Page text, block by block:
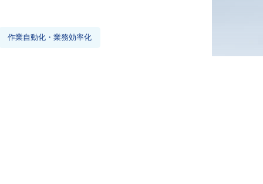
作業自動化・業務効率化